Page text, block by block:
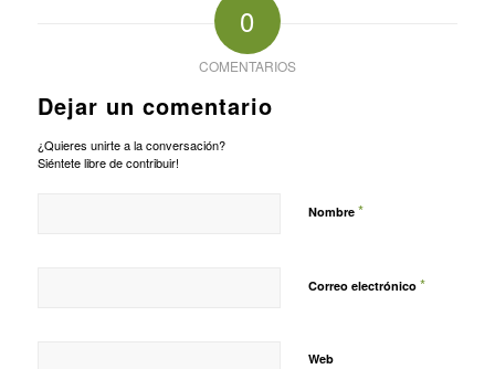
0
COMENTARIOS
Dejar un comentario
¿Quieres unirte a la conversación?
Siéntete libre de contribuir!
Nombre *
Correo electrónico *
Web